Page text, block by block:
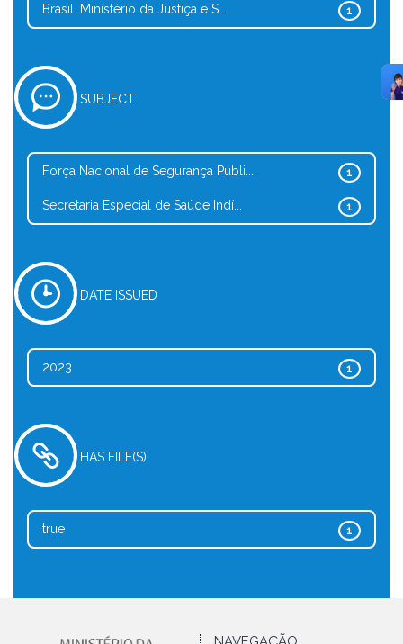
1
Brasil. Ministério da Justiça e S...
SUBJECT
1
Força Nacional de Segurança Públi...
1
Secretaria Especial de Saúde Indí...
DATE ISSUED
1
2023
HAS FILE(S)
1
true